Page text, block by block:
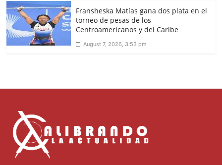
Fransheska Matías gana dos plata en el
torneo de pesas de los
Centroamericanos y del Caribe
August 7, 2026, 3:53 pm